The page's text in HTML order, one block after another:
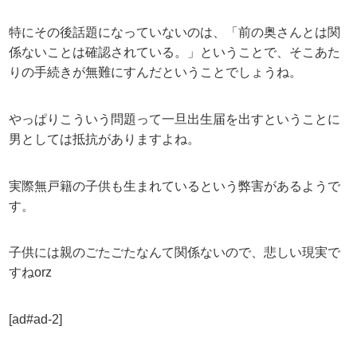
特にその後話題になっていないのは、「前の奥さんとは関
係ないことは確認されている。」ということで、そこあた
りの手続きが無難にすんだということでしょうね。
やっぱりこういう問題って一旦出生届を出すということに
男としては抵抗がありますよね。
実際無戸籍の子供も生まれているという弊害があるようで
す。
子供には親のごたごたなんて関係ないので、悲しい現実で
すねorz
[ad#ad-2]